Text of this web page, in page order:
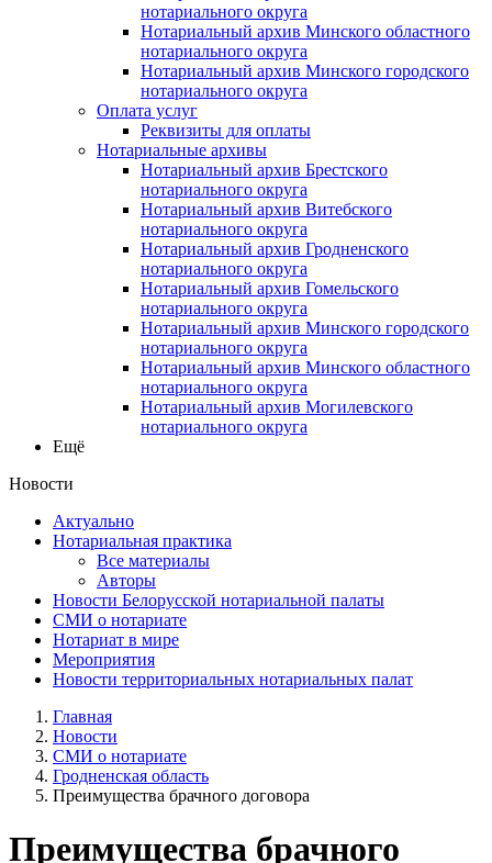
нотариального округа
Нотариальный архив Минского областного
нотариального округа
Нотариальный архив Минского городского
нотариального округа
Оплата услуг
Реквизиты для оплаты
Нотариальные архивы
Нотариальный архив Брестского
нотариального округа
Нотариальный архив Витебского
нотариального округа
Нотариальный архив Гродненского
нотариального округа
Нотариальный архив Гомельского
нотариального округа
Нотариальный архив Минского городского
нотариального округа
Нотариальный архив Минского областного
нотариального округа
Нотариальный архив Могилевского
нотариального округа
Ещё
Новости
Актуально
Нотариальная практика
Все материалы
Авторы
Новости Белорусской нотариальной палаты
СМИ о нотариате
Нотариат в мире
Мероприятия
Новости территориальных нотариальных палат
Главная
Новости
СМИ о нотариате
Гродненская область
Преимущества брачного договора
Преимущества брачного